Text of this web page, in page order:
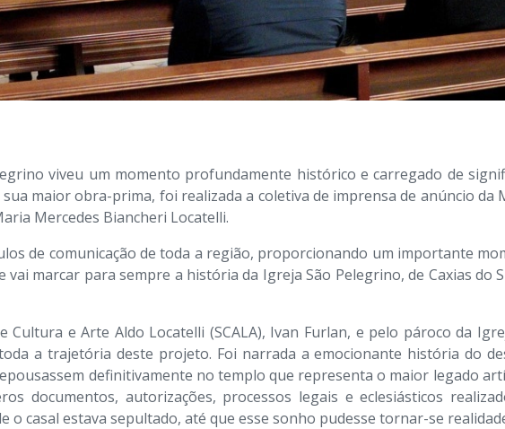
viveu um momento profundamente histórico e carregado de
maior obra-prima, foi realizada a coletiva de imprensa de anúncio da
Mercedes Biancheri Locatelli.
de comunicação de toda a região, proporcionando um importante
marcar para sempre a história da Igreja São Pelegrino, de Caxias do
Cultura e Arte Aldo Locatelli (SCALA), Ivan Furlan, e pelo pároco da
a trajetória deste projeto. Foi narrada a emocionante história do
definitivamente no templo que representa o maior legado
documentos, autorizações, processos legais e eclesiásticos
casal estava sepultado, até que esse sonho pudesse tornar-se